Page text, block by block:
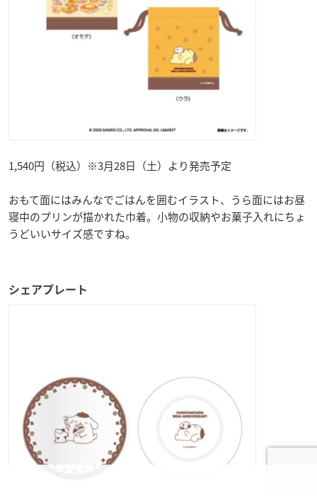
1,540円（税込）※3月28日（土）より発売予定
おもて面にはみんなでごはんを囲むイラスト、うら面にはお昼
寝中のプリンが描かれた巾着。小物の収納やお菓子入れにちょ
うどいいサイズ感ですね。
シェアプレート